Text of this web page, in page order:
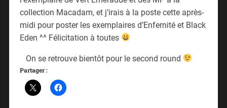
collection Macadam, et j’irais à la poste cette après-
midi pour poster les exemplaires d’Enfernité et Black
Eden ^^ Félicitation à toutes
On se retrouve bientôt pour le second round
Partager :